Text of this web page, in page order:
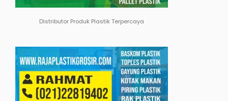
Distributor Produk Plastik Terpercaya